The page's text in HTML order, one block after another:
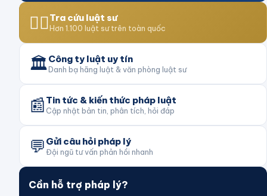
👨‍⚖️Tra cứu luật sư
Hơn 1.100 luật sư trên toàn quốc
🏛️Công ty luật uy tín
Danh bạ hãng luật & văn phòng luật sư
📰 Tin tức & kiến thức pháp luật
Cập nhật bản tin, phân tích, hỏi đáp
💬 Gửi câu hỏi pháp lý
Đội ngũ tư vấn phản hồi nhanh
Cần hỗ trợ pháp lý?